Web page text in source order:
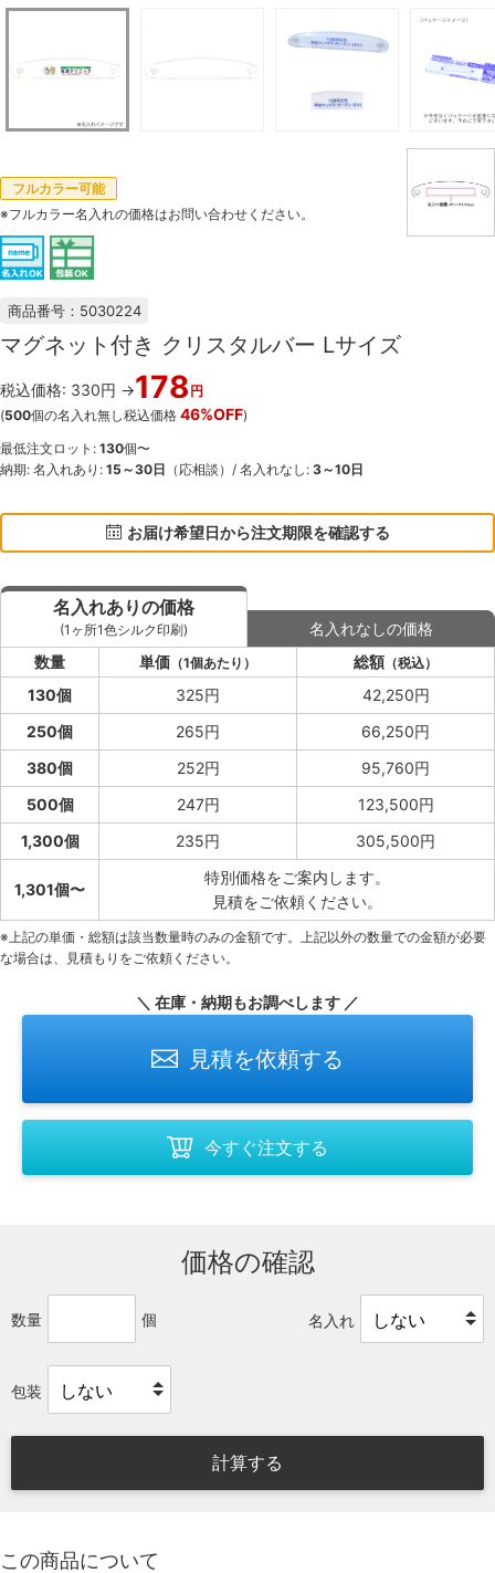
フルカラー可能
※フルカラー名入れの価格はお問い合わせください。
商品番号：5030224
マグネット付き クリスタルバー Lサイズ
税込価格: 330円 →178円
(500個の名入れ無し税込価格 46%OFF)
最低注文ロット: 130個〜
納期: 名入れあり: 15～30日 （応相談）/ 名入れなし: 3～10日
お届け希望日から注文期限を確認する
名入れありの価格
(1ヶ所1色シルク印刷)
名入れなしの価格
数量
単価 （1個あたり） 総額 （税込）
130個 325円
42,250円
250個
265円
66,250円
380個
252円
95,760円
500個
247円
123,500円
1,300個
235円 305,500円
1,301個〜
特別価格をご案内します。
見積をご依頼ください。
※上記の単価・総額は該当数量時のみの金額です。上記以外の数量での金額が必要
な場合は、見積もりをご依頼ください。
＼ 在庫・納期もお調べします ／
見積を依頼する
今すぐ注文する
価格の確認
数量 個 名入れ
包装
計算する
この商品について